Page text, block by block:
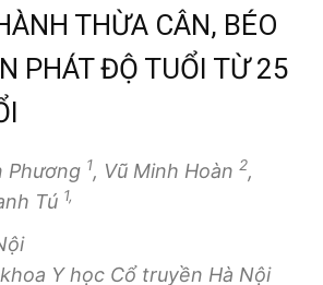
THỪA CÂN, BÉO
PHÁT ĐỘ TUỔI TỪ 25
Phương 1, Vũ Minh Hoàn 2,
Tú 1,
Y học Cổ truyền Hà Nội